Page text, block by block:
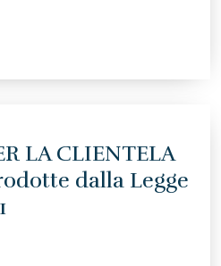
LA CLIENTELA
dalla Legge